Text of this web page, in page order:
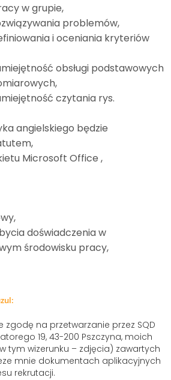
w grupie,
problemów,
i oceniania kryteriów
obsługi podstawowych
czytania rys.
angielskiego będzie
Microsoft Office ,
doświadczenia w
środowisku pracy,
na przetwarzanie przez SQD
19, 43-200 Pszczyna, moich
tym wizerunku – zdjęcia) zawartych
mnie dokumentach aplikacyjnych
rekrutacji.